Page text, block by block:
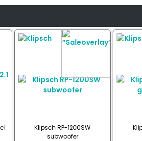
Klipsch RP-1200SW
subwoofer